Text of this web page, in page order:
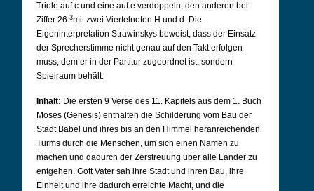
Triole auf c und eine auf e verdoppeln, den anderen bei
Ziffer 26 3mit zwei Viertelnoten H und d. Die
Eigeninterpretation Strawinskys beweist, dass der Einsatz
der Sprecherstimme nicht genau auf den Takt erfolgen
muss, dem er in der Partitur zugeordnet ist, sondern
Spielraum behält.
Inhalt: Die ersten 9 Verse des 11. Kapitels aus dem 1. Buch
Moses (Genesis) enthalten die Schilderung vom Bau der
Stadt Babel und ihres bis an den Himmel heranreichenden
Turms durch die Menschen, um sich einen Namen zu
machen und dadurch der Zerstreuung über alle Länder zu
entgehen. Gott Vater sah ihre Stadt und ihren Bau, ihre
Einheit und ihre dadurch erreichte Macht, und die